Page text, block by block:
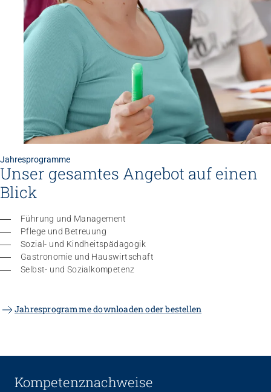
Jahresprogramme
Unser gesamtes Angebot auf einen
Blick
Führung und Management
Pflege und Betreuung
Sozial- und Kindheitspädagogik
Gastronomie und Hauswirtschaft
Selbst- und Sozialkompetenz
Jahresprogramme downloaden oder bestellen
Kompetenznachweise